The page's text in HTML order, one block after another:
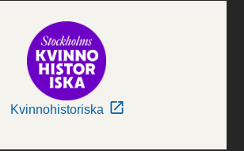
Kvinnohistoriska